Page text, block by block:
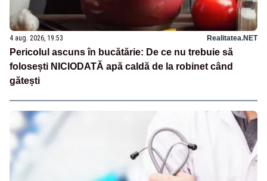
4 aug. 2026, 19:53 Realitatea.NET
Pericolul ascuns în bucătărie: De ce nu trebuie să
folosești NICIODATĂ apă caldă de la robinet când
gătești